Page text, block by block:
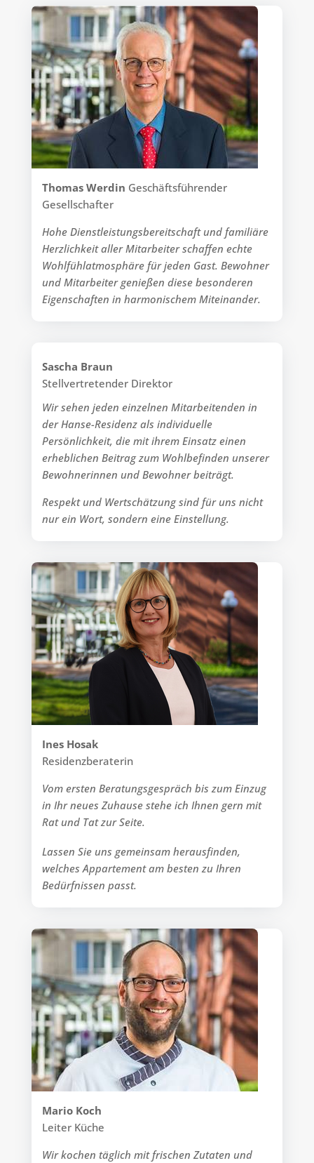
Thomas Werdin Geschäftsführender
Gesellschafter
Hohe Dienstleistungsbereitschaft und familiäre
Herz­lich­keit aller Mitarbeiter schaffen echte
Wohl­fühl­atmos­phäre für jeden Gast. Bewohner
und Mitarbeiter genießen diese besonderen
Eigen­schaften in harmo­nischem Miteinander.
Sascha Braun
Stellvertretender Direktor
Wir sehen jeden einzelnen Mitarbeitenden in
der Hanse-Residenz als individuelle
Persönlichkeit, die mit ihrem Einsatz einen
erheblichen Beitrag zum Wohlbefinden unserer
Bewohnerinnen und Bewohner beiträgt.
Respekt und Wertschätzung sind für uns nicht
nur ein Wort, sondern eine Einstellung.
Ines Hosak
Residenzberaterin
Vom ersten Beratungsgespräch bis zum Einzug
in Ihr neues Zuhause stehe ich Ihnen gern mit
Rat und Tat zur Seite.
Lassen Sie uns gemeinsam herausfinden,
welches Appartement am besten zu Ihren
Bedürfnissen passt.
Mario Koch
Leiter Küche
Wir kochen täglich mit frischen Zutaten und